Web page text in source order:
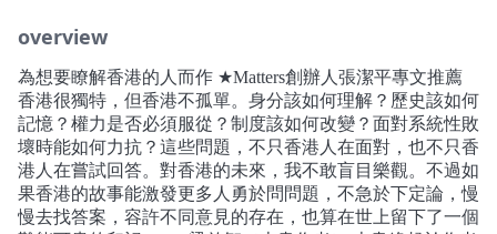
overview
為想要瞭解香港的人而作 ★Matters創辦人張潔平專文推薦
香港很獨特，但香港不孤單。身分該如何理解？歷史該如何
記憶？權力是否必須服從？制度該如何改變？面對系統性敗
壞時能如何力抗？這些問題，不只香港人在面對，也不只香
港人在嘗試回答。對香港的未來，我不敢盲目樂觀。不過如
果香港的故事能激發更多人勇於問問題，不急於下定論，慢
慢去找答案，容許不同意見的存在，也算在世上留下了一個